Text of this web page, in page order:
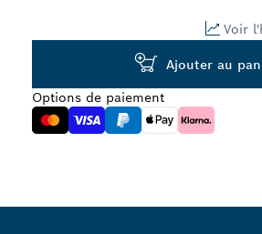
Voir
Ajouter au
Options de paiement